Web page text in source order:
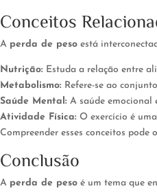
Conceitos
A perda de peso está
Nutrição: Estuda a relação entre
Metabolismo: Refere-se ao
Saúde Mental: A saúde emocional
Atividade Física: O exercício é
Compreender esses conceitos
Conclusão
A perda de peso é um tema que